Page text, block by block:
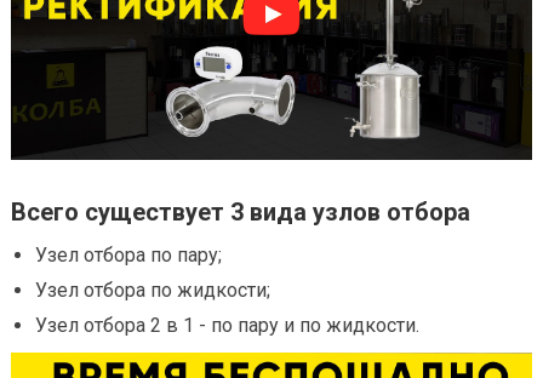
Всего существует 3 вида узлов отбора
Узел отбора по пару;
Узел отбора по жидкости;
Узел отбора 2 в 1 - по пару и по жидкости.